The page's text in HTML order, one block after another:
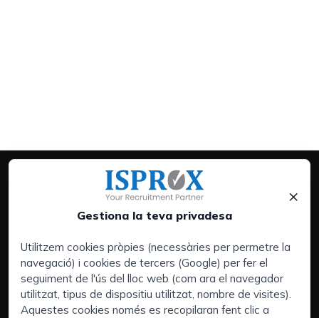
Gestiona la teva privadesa
×
Utilitzem cookies pròpies (necessàries per permetre la
navegació) i cookies de tercers (Google) per fer el
seguiment de l'ús del lloc web (com ara el navegador
utilitzat, tipus de dispositiu utilitzat, nombre de visites).
Aquestes cookies només es recopilaran fent clic a
Serveis:
Empreses
Executive Search | Selecció de Directius